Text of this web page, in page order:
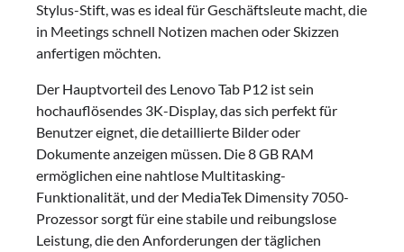
Stylus-Stift, was es ideal für Geschäftsleute macht, die
in Meetings schnell Notizen machen oder Skizzen
anfertigen möchten.
Der Hauptvorteil des Lenovo Tab P12 ist sein
hochauflösendes 3K-Display, das sich perfekt für
Benutzer eignet, die detaillierte Bilder oder
Dokumente anzeigen müssen. Die 8 GB RAM
ermöglichen eine nahtlose Multitasking-
Funktionalität, und der MediaTek Dimensity 7050-
Prozessor sorgt für eine stabile und reibungslose
Leistung, die den Anforderungen der täglichen